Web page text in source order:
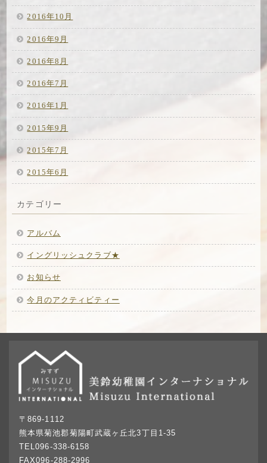
2016年10月
2016年9月
2016年8月
2016年7月
2016年1月
2015年9月
2015年7月
2015年6月
カテゴリー
アルバム
イングリッシュクラブ★
お知らせ
今月のアクティビティー
〒869-1112
熊本県菊池郡菊陽町武蔵ヶ丘北3丁目1-35
TEL096-338-6158
FAX096-288-2996